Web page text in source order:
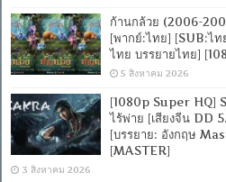
ก้านกล้วย (2006-
[พากย์:ไทย] [SUB:ไ
ไทย บรรยายไทย]
5 สิงหาคม 2026
[1080p Super HQ]
ไร้พ่าย [เสียงจีน DD
[บรรยาย: อังกฤษ
[MASTER]
3 สิงหาคม 2026